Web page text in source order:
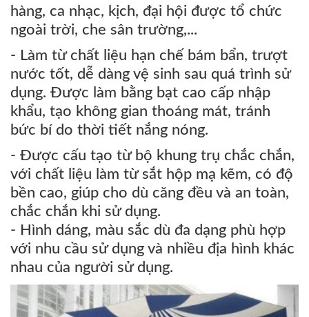
hàng, ca nhạc, kịch, đại hội được tổ chức
ngoài trời, che sân trường,...
- Làm từ chất liệu hạn chế bám bẩn, trượt
nước tốt, dễ dàng vệ sinh sau quá trình sử
dụng. Được làm bằng bạt cao cấp nhập
khẩu, tạo không gian thoáng mát, tránh
bức bí do thời tiết nắng nóng.
- Được cấu tạo từ bộ khung trụ chắc chắn,
với chất liệu làm từ sắt hộp mạ kẽm, có độ
bền cao, giúp cho dù căng đều và an toàn,
chắc chắn khi sử dụng.
- Hình dáng, màu sắc dù đa dạng phù hợp
với nhu cầu sử dụng và nhiều địa hình khác
nhau của người sử dụng.